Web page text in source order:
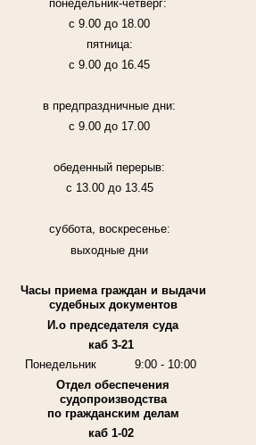
понедельник-четверг:
с 9.00 до 18.00
пятница:
с 9.00 до 16.45
в предпраздничные дни:
с 9.00 до 17.00
обеденный перерыв:
с 13.00 до 13.45
суббота, воскресенье:
выходные дни
Часы приема граждан и выдачи
судебных документов
И.о председателя суда
каб 3-21
Понедельник
9:00 - 10:00
Отдел обеспечения
судопроизводства
по гражданским делам
каб 1-02